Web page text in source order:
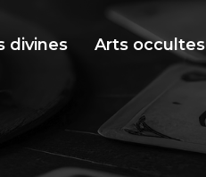
divines Arts occultes